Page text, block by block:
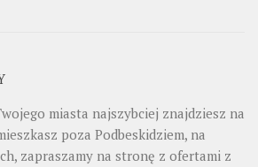
miasta najszybciej znajdziesz na
poza Podbeskidziem, na
zapraszamy na stronę z ofertami z